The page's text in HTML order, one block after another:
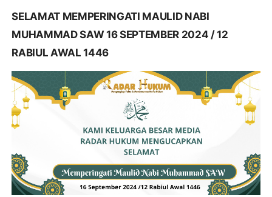
SELAMAT MEMPERINGATI MAULID NABI
MUHAMMAD SAW 16 SEPTEMBER 2024 / 12
RABIUL AWAL 1446